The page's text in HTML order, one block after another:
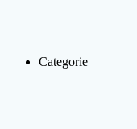
Categorie